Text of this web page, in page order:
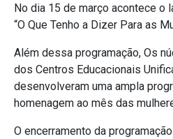
No dia 15 de março acontece o
“O Que Tenho a Dizer Para as
Além dessa programação, Os
dos Centros Educacionais
desenvolveram uma ampla
homenagem ao mês das
O encerramento da